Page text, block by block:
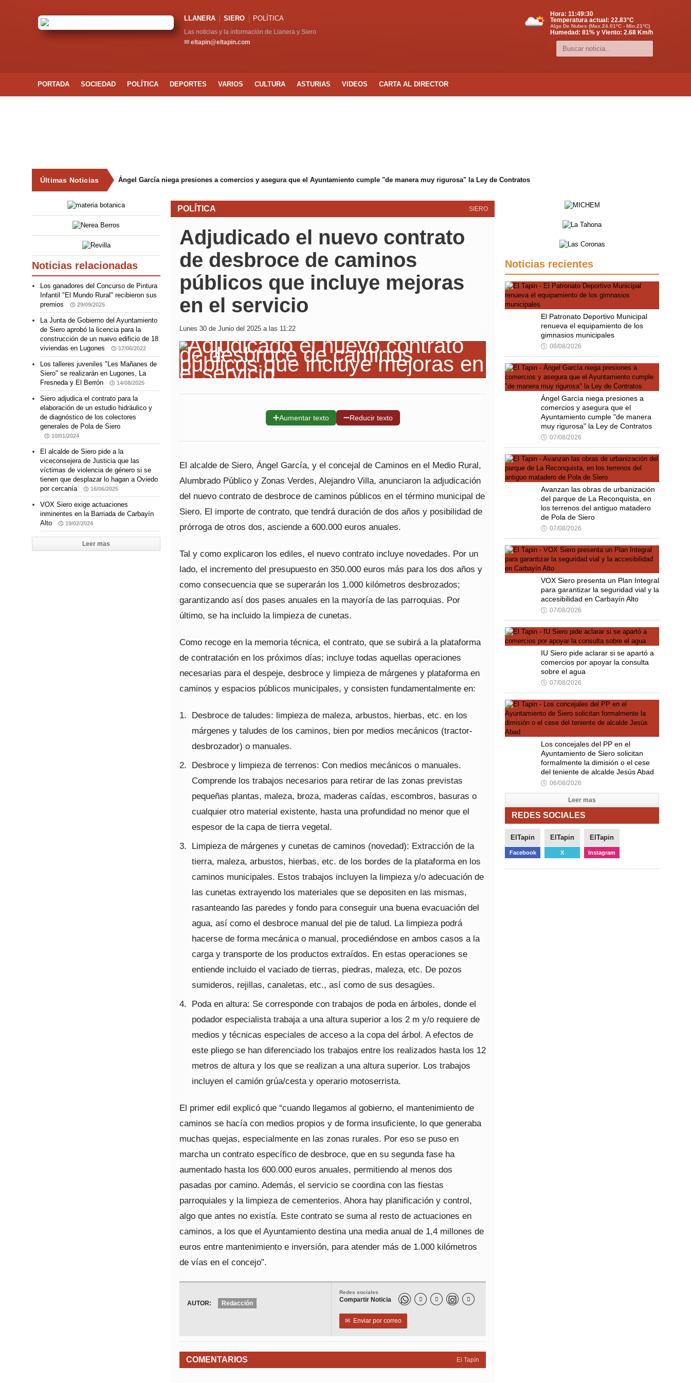
LLANERA SIERO POLÍTICA
Las noticias y la información de Llanera y Siero
✉ eltapin@eltapin.com
Hora: 11:49:30
Temperatura actual: 22.83°C
Algo De Nubes (Max.24.01ºC - Min.21ºC)
Humedad: 81% y Viento: 2.68 Km/h
PORTADA SOCIEDAD POLÍTICA DEPORTES VARIOS CULTURA ASTURIAS VIDEOS CARTA AL DIRECTOR
Últimas Noticias Ángel García niega presiones a comercios y asegura que el Ayuntamiento cumple "de manera muy rigurosa" la Ley de Contratos
SIERO
POLÍTICA
Adjudicado el nuevo contrato
de desbroce de caminos
públicos que incluye mejoras
en el servicio
Lunes 30 de Junio del 2025 a las 11:22
➕Aumentar texto ➖Reducir texto
El alcalde de Siero, Ángel García, y el concejal de Caminos en el Medio Rural,
Alumbrado Público y Zonas Verdes, Alejandro Villa, anunciaron la adjudicación
del nuevo contrato de desbroce de caminos públicos en el término municipal de
Siero. El importe de contrato, que tendrá duración de dos años y posibilidad de
prórroga de otros dos, asciende a 600.000 euros anuales.
Tal y como explicaron los ediles, el nuevo contrato incluye novedades. Por un
lado, el incremento del presupuesto en 350.000 euros más para los dos años y
como consecuencia que se superarán los 1.000 kilómetros desbrozados;
garantizando así dos pases anuales en la mayoría de las parroquias. Por
último, se ha incluido la limpieza de cunetas.
Como recoge en la memoria técnica, el contrato, que se subirá a la plataforma
de contratación en los próximos días; incluye todas aquellas operaciones
necesarias para el despeje, desbroce y limpieza de márgenes y plataforma en
caminos y espacios públicos municipales, y consisten fundamentalmente en:
Desbroce de taludes: limpieza de maleza, arbustos, hierbas, etc. en los
márgenes y taludes de los caminos, bien por medios mecánicos (tractor-
desbrozador) o manuales.
Desbroce y limpieza de terrenos: Con medios mecánicos o manuales.
Comprende los trabajos necesarios para retirar de las zonas previstas
pequeñas plantas, maleza, broza, maderas caídas, escombros, basuras o
cualquier otro material existente, hasta una profundidad no menor que el
espesor de la capa de tierra vegetal.
Limpieza de márgenes y cunetas de caminos (novedad): Extracción de la
tierra, maleza, arbustos, hierbas, etc. de los bordes de la plataforma en los
caminos municipales. Estos trabajos incluyen la limpieza y/o adecuación de
las cunetas extrayendo los materiales que se depositen en las mismas,
rasanteando las paredes y fondo para conseguir una buena evacuación del
agua, así como el desbroce manual del pie de talud. La limpieza podrá
hacerse de forma mecánica o manual, procediéndose en ambos casos a la
carga y transporte de los productos extraídos. En estas operaciones se
entiende incluido el vaciado de tierras, piedras, maleza, etc. De pozos
sumideros, rejillas, canaletas, etc., así como de sus desagües.
Poda en altura: Se corresponde con trabajos de poda en árboles, donde el
podador especialista trabaja a una altura superior a los 2 m y/o requiere de
medios y técnicas especiales de acceso a la copa del árbol. A efectos de
este pliego se han diferenciado los trabajos entre los realizados hasta los 12
metros de altura y los que se realizan a una altura superior. Los trabajos
incluyen el camión grúa/cesta y operario motoserrista.
El primer edil explicó que “cuando llegamos al gobierno, el mantenimiento de
caminos se hacía con medios propios y de forma insuficiente, lo que generaba
muchas quejas, especialmente en las zonas rurales. Por eso se puso en
marcha un contrato específico de desbroce, que en su segunda fase ha
aumentado hasta los 600.000 euros anuales, permitiendo al menos dos
pasadas por camino. Además, el servicio se coordina con las fiestas
parroquiales y la limpieza de cementerios. Ahora hay planificación y control,
algo que antes no existía. Este contrato se suma al resto de actuaciones en
caminos, a los que el Ayuntamiento destina una media anual de 1,4 millones de
euros entre mantenimiento e inversión, para atender más de 1.000 kilómetros
de vías en el concejo”.
Redes sociales
Compartir Noticia   
✉ Enviar por correo
AUTOR: Redacción
El Tapín
COMENTARIOS
Noticias relacionadas
Los ganadores del Concurso de Pintura
Infantil "El Mundo Rural" recibieron sus
premios
29/09/2025
La Junta de Gobierno del Ayuntamiento
de Siero aprobó la licencia para la
construcción de un nuevo edificio de 18
viviendas en Lugones
17/06/2022
Los talleres juveniles "Les Mañanes de
Siero" se realizarán en Lugones, La
Fresneda y El Berrón
14/08/2025
Siero adjudica el contrato para la
elaboración de un estudio hidráulico y
de diagnóstico de los colectores
generales de Pola de Siero
10/01/2024
El alcalde de Siero pide a la
viceconsejera de Justicia que las
víctimas de violencia de género si se
tienen que desplazar lo hagan a Oviedo
por cercanía
16/06/2025
VOX Siero exige actuaciones
inminentes en la Barriada de Carbayín
Alto
19/02/2024
Leer mas
Noticias recientes
El Patronato Deportivo Municipal
renueva el equipamiento de los
gimnasios municipales
🕔 08/08/2026
Ángel García niega presiones a
comercios y asegura que el
Ayuntamiento cumple "de manera
muy rigurosa" la Ley de Contratos
🕔 07/08/2026
Avanzan las obras de urbanización
del parque de La Reconquista, en
los terrenos del antiguo matadero
de Pola de Siero
🕔 07/08/2026
VOX Siero presenta un Plan Integral
para garantizar la seguridad vial y la
accesibilidad en Carbayín Alto
🕔 07/08/2026
IU Siero pide aclarar si se apartó a
comercios por apoyar la consulta
sobre el agua
🕔 07/08/2026
Los concejales del PP en el
Ayuntamiento de Siero solicitan
formalmente la dimisión o el cese
del teniente de alcalde Jesús Abad
🕔 06/08/2026
Leer mas
REDES SOCIALES
ElTapin
Facebook
ElTapin
X
ElTapin
Instagram